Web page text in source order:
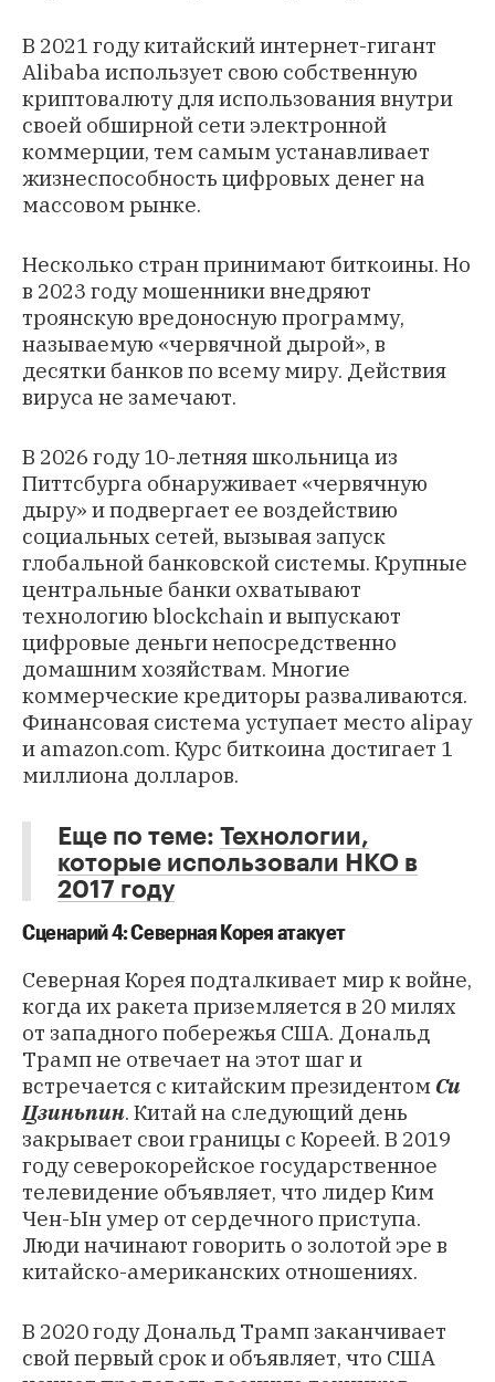
В 2021 году китайский интернет-гигант
Alibaba использует свою собственную
криптовалюту для использования внутри
своей обширной сети электронной
коммерции, тем самым устанавливает
жизнеспособность цифровых денег на
массовом рынке.
Несколько стран принимают биткоины. Но
в 2023 году мошенники внедряют
троянскую вредоносную программу,
называемую «червячной дырой», в
десятки банков по всему миру. Действия
вируса не замечают.
В 2026 году 10-летняя школьница из
Питтсбурга обнаруживает «червячную
дыру» и подвергает ее воздействию
социальных сетей, вызывая запуск
глобальной банковской системы. Крупные
центральные банки охватывают
технологию blockchain и выпускают
цифровые деньги непосредственно
домашним хозяйствам. Многие
коммерческие кредиторы разваливаются.
Финансовая система уступает место alipay
и amazon.com. Курс биткоина достигает 1
миллиона долларов.
Еще по теме: Технологии,
которые использовали НКО в
2017 году
Сценарий 4: Северная Корея атакует
Северная Корея подталкивает мир к войне,
когда их ракета приземляется в 20 милях
от западного побережья США. Дональд
Трамп не отвечает на этот шаг и
встречается с китайским президентом Си
Цзиньпин. Китай на следующий день
закрывает свои границы с Кореей. В 2019
году северокорейское государственное
телевидение объявляет, что лидер Ким
Чен-Ын умер от сердечного приступа.
Люди начинают говорить о золотой эре в
китайско-американских отношениях.
В 2020 году Дональд Трамп заканчивает
свой первый срок и объявляет, что США